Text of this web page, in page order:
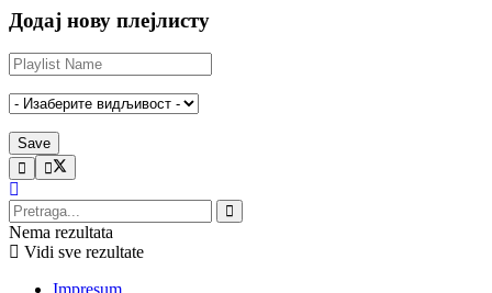
Додај нову плејлисту
Nema rezultata
Vidi sve rezultate
Impresum